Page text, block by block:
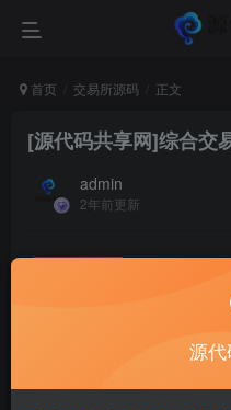
首页 交易所源码 正文
[源代码共享网]综合交
admin
2年前更新
[源代码共享网]综合交易所
此内容为付费资源，请付费后
￥
源